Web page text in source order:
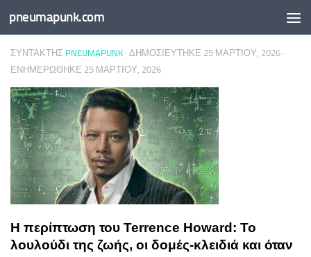
Skip to content
pneumapunk.com
ΣΥΝΤΆΚΤΗΣ PNEUMAPUNK · ΔΗΜΟΣΙΕΎΤΗΚΕ 25 ΜΑΡΤΊΟΥ, 2026 ·
ΕΝΗΜΕΡΏΘΗΚΕ 25 ΜΑΡΤΊΟΥ, 2026
Η περίπτωση του Terrence Howard: Το
λουλούδι της ζωής, οι δομές-κλειδιά και όταν